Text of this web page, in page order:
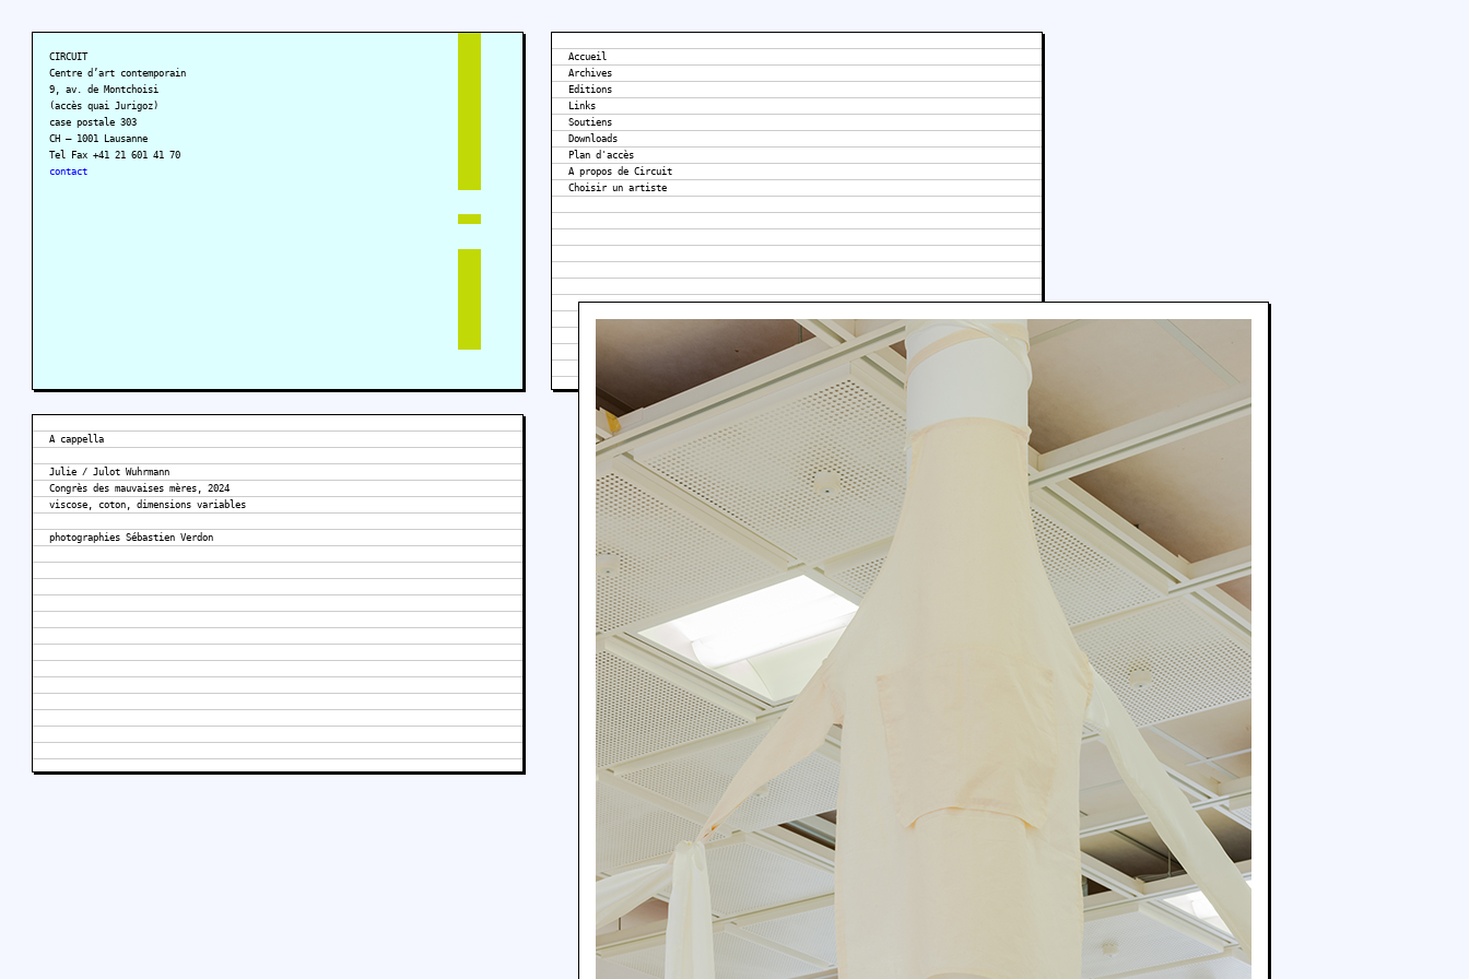
CIRCUIT
Centre d’art contemporain
9, av. de Montchoisi
(accès quai Jurigoz)
case postale 303
CH – 1001 Lausanne
Tel Fax +41 21 601 41 70
contact
Accueil
Archives
Editions
Links
Soutiens
Downloads
Plan d'accès
A propos de Circuit
A cappella
Julie / Julot Wuhrmann
Congrès des mauvaises mères, 2024
viscose, coton, dimensions variables
photographies Sébastien Verdon